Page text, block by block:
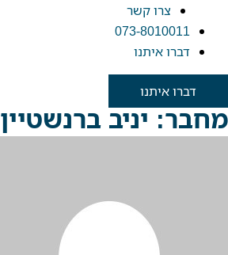
צרו קשר
073-8010011
דברו איתנו
דברו איתנו
מחבר:יניב ברנשטיין